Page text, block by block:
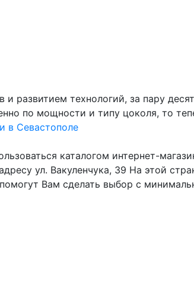
развитием технологий, за пару
по мощности и типу цоколя, то
в Cевастополе
каталогом интернет-
ул. Вакуленчука, 39 На этой
Вам сделать выбор с